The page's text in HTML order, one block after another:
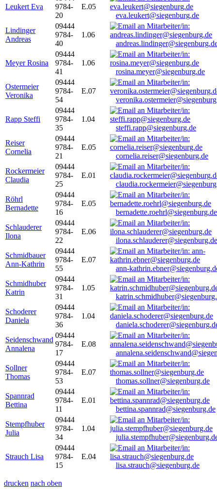
Leukert Eva
9784-
20
E.05
eva.leukert@siegenburg.de
Lindinger
Andreas
09444
9784-
40
1.06
Meyer Rosina
09444
9784-
41
1.06
rosina.meyer@siegenburg.de
Ostermeier
Veronika
09444
9784-
54
E.07
Rapp Steffi
09444
9784-
35
1.04
steffi.rapp@siegenburg.de
Reiser
Cornelia
09444
9784-
21
E.05
cornelia.reiser@siegenburg.de
Rockermeier
Claudia
09444
9784-
25
E.01
Röhrl
Bernadette
09444
9784-
16
E.05
bernadette.roehrl@siegenburg.de
Schlauderer
Ilona
09444
9784-
22
E.06
ilona.schlauderer@siegenburg.de
Schmidbauer
Ann-Kathrin
09444
9784-
55
E.07
ann-
Schmidhuber
Katrin
09444
9784-
31
1.05
Schoderer
Daniela
09444
9784-
36
1.04
Seidenschwand
Annalena
09444
9784-
17
E.08
Sollner
Thomas
09444
9784-
53
E.07
thomas.sollner@siegenburg.de
Spannrad
Bettina
09444
9784-
11
E.01
bettina.spannrad@siegenburg.de
Stempfhuber
Julia
09444
9784-
34
1.04
Strauch Lisa
09444
9784-
15
E.04
lisa.strauch@siegenburg.de
drucken nach oben